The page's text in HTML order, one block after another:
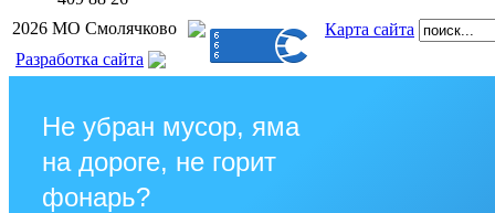
2026 МО Смолячково
Карта сайта
Разработка сайта
Не убран мусор, яма
на дороге, не горит
фонарь?